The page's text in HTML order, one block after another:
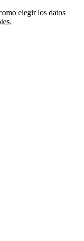
elegir los datos